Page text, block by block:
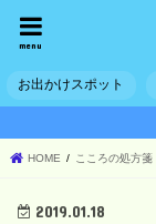
menu
お出かけスポット
HOME こころの処方箋
2019.01.18